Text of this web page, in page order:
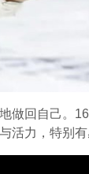
做回自己。
活力，特别有